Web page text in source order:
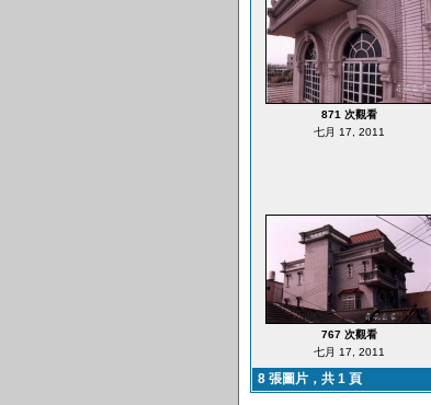
871 次觀看
七月 17, 2011
767 次觀看
七月 17, 2011
8 張圖片，共 1 頁